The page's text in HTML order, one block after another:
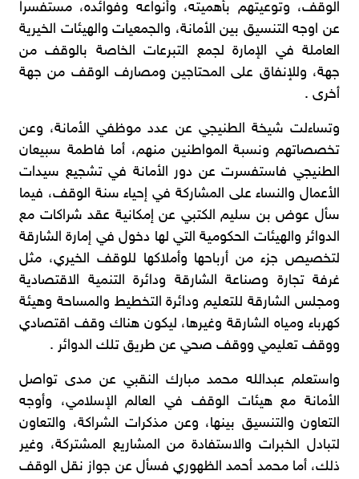
الوقف، وتوعيتهم بأهميته، وأنواعه وفوائده، مستفسراً
عن اوجه التنسيق بين الأمانة، والجمعيات والهيئات الخيرية
العاملة في الإمارة لجمع التبرعات الخاصة بالوقف من
جهة، وللإنفاق على المحتاجين ومصارف الوقف من جهة
أخرى .
وتساءلت شيخة الطنيجي عن عدد موظفي الأمانة، وعن
تخصصاتهم ونسبة المواطنين منهم، أما فاطمة سبيعان
الطنيجي فاستفسرت عن دور الأمانة في تشجيع سيدات
الأعمال والنساء على المشاركة في إحياء سنة الوقف، فيما
سأل عوض بن سليم الكتبي عن إمكانية عقد شراكات مع
الدوائر والهيئات الحكومية التي لها دخول في إمارة الشارقة
لتخصيص جزء من أرباحها وأملاكها للوقف الخيري، مثل
غرفة تجارة وصناعة الشارقة ودائرة التنمية الاقتصادية
ومجلس الشارقة للتعليم ودائرة التخطيط والمساحة وهيئة
كهرباء ومياه الشارقة وغيرها، ليكون هناك وقف اقتصادي
ووقف تعليمي ووقف صحي عن طريق تلك الدوائر .
واستعلم عبدالله محمد مبارك النقبي عن مدى تواصل
الأمانة مع هيئات الوقف في العالم الإسلامي، وأوجه
التعاون والتنسيق بينها، وعن مذكرات الشراكة، والتعاون
لتبادل الخبرات والاستفادة من المشاريع المشتركة، وغير
ذلك، أما محمد أحمد الظهوري فسأل عن جواز نقل الوقف